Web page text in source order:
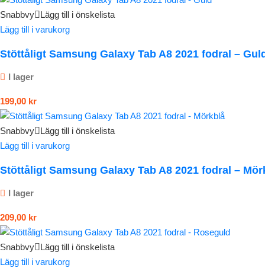
Snabbvy
Lägg till i önskelista
Lägg till i varukorg
Stöttåligt Samsung Galaxy Tab A8 2021 fodral –
I lager
199,00 kr
Snabbvy
Lägg till i önskelista
Lägg till i varukorg
Stöttåligt Samsung Galaxy Tab A8 2021 fodral –
I lager
209,00 kr
Snabbvy
Lägg till i önskelista
Lägg till i varukorg